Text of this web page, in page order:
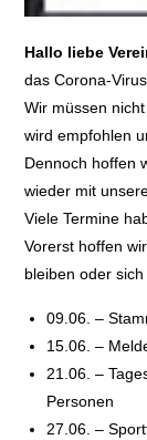
Hallo liebe
das Corona-
Wir müssen
wird empfohlen
Dennoch hoffen
wieder mit
Viele Termine
Vorerst hoffen
bleiben oder
09.06. –
15.06. –
21.06. –
Personen
27.06. –